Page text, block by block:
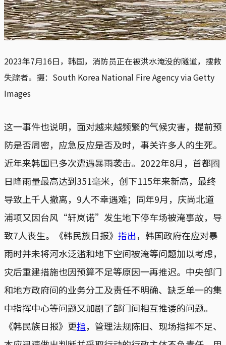
2023年7月16日，韩国，消防员正在被洪水淹没的隧道，搜救
失踪者。摄：South Korea National Fire Agency via Getty
Images
这一事件也说明，面对越来越频繁的气候灾害，提前预
防是否周密，应急反应是否及时，事关许多人的生死。
近年来韩国已多次遭遇暴雨袭击。2022年8月，首都圈
日降雨量最高达到351毫米，创下115年来新高，最终
导致上千人撤离，9人不幸遇难；同年9月，庆尚北道
浦项又因台风“轩岚诺”发生地下停车场被淹事故，导
致7人丧生。《韩民族日报》 指出，韩国政府在应对暴
雨时并未将河水泛滥和地下空间被淹等问题加以考虑，
灾后重建措施也因预算不足等原因一再推迟。中央部门
和地方政府间的业务分工及责任不明确、缺乏单一的集
中指挥中心等问题又加剧了部门间相互推诿的问题。
《韩民族日报》更指，管理法规陈旧、现场指挥不足、